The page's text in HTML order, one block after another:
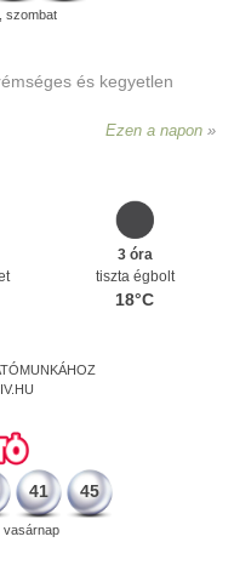
szombat
és kegyetlen
Ezen a napon
3 óra
tiszta égbolt
18°C
41 45